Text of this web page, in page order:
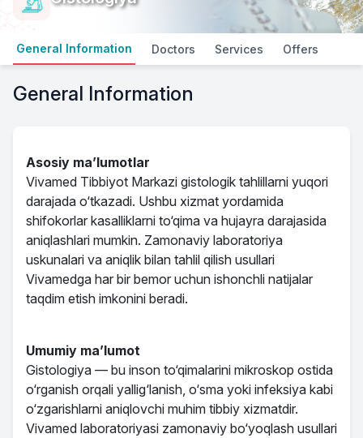
General Information Doctors Services Offers
General Information
Asosiy ma’lumotlar
Vivamed Tibbiyot Markazi gistologik tahlillarni yuqori
darajada o‘tkazadi. Ushbu xizmat yordamida
shifokorlar kasalliklarni to‘qima va hujayra darajasida
aniqlashlari mumkin. Zamonaviy laboratoriya
uskunalari va aniqlik bilan tahlil qilish usullari
Vivamedga har bir bemor uchun ishonchli natijalar
taqdim etish imkonini beradi.
Umumiy ma’lumot
Gistologiya — bu inson to‘qimalarini mikroskop ostida
o‘rganish orqali yallig‘lanish, o‘sma yoki infeksiya kabi
o‘zgarishlarni aniqlovchi muhim tibbiy xizmatdir.
Vivamed laboratoriyasi zamonaviy bo‘yoqlash usullari